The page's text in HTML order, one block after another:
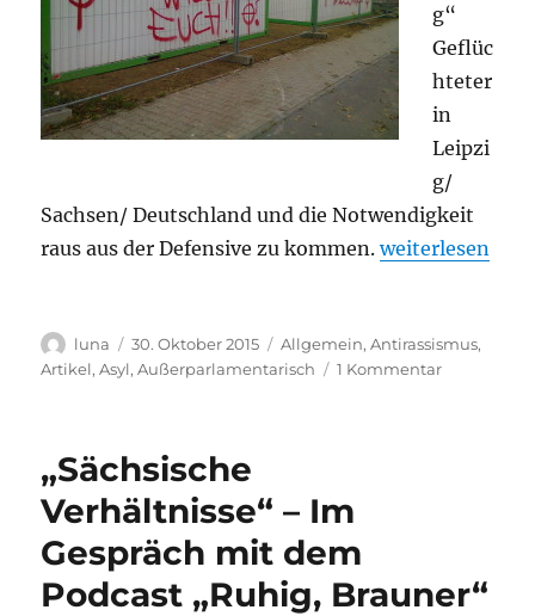
g“
Geflüc
hteter
in
Leipzi
g/
Sachsen/ Deutschland und die Notwendigkeit
raus aus der Defensive zu kommen.„#kaltland
weiterlesen
Autor
luna
Veröffentlicht
am
30. Oktober 2015 Kategorien
Allgemein,Antirassismus,
Artikel,Asyl,Außerparlamentarisch 1 Kommentarzu
„Sächsische
Verhältnisse“ – Im
Gespräch mit dem
Podcast „Ruhig, Brauner“